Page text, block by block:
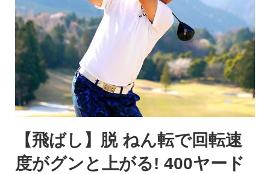
【飛ばし】脱 ねん転で回転速
度がグンと上がる! 400ヤード